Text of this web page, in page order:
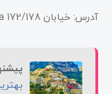
آدرس: خیابان Pasitea 172/178
پیشنهاد